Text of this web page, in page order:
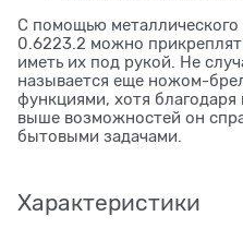
С помощью
0.6223.2 можно
иметь их под рукой. Не
называется еще ножом-
функциями, хотя
выше возможностей он
бытовыми задачами.
Характеристики